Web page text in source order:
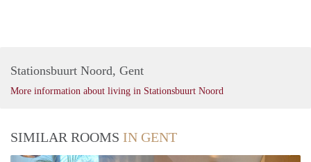
Stationsbuurt Noord, Gent
More information about living in Stationsbuurt Noord
SIMILAR ROOMS IN GENT